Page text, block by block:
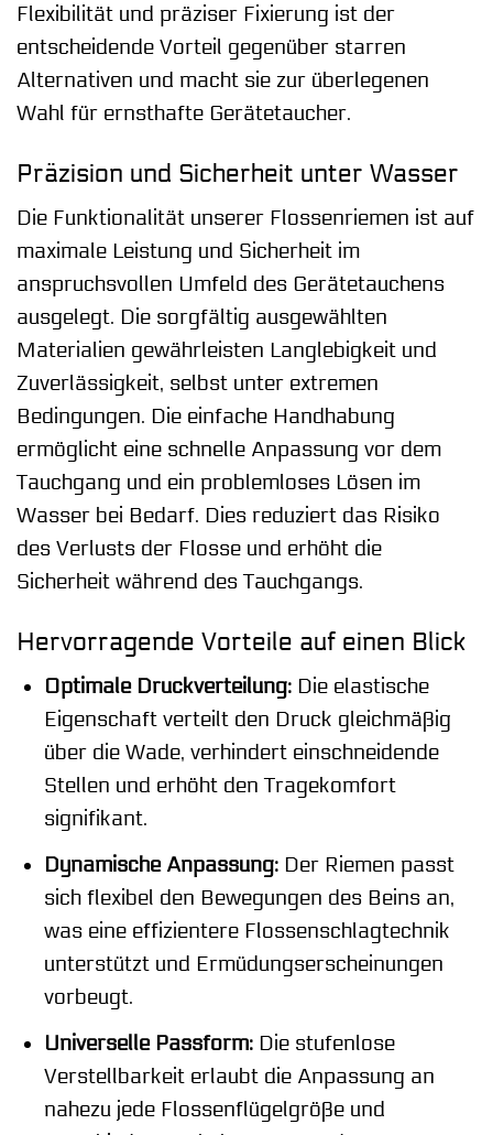
Flexibilität und präziser Fixierung ist der
entscheidende Vorteil gegenüber starren
Alternativen und macht sie zur überlegenen
Wahl für ernsthafte Gerätetaucher.
Präzision und Sicherheit unter Wasser
Die Funktionalität unserer Flossenriemen ist auf
maximale Leistung und Sicherheit im
anspruchsvollen Umfeld des Gerätetauchens
ausgelegt. Die sorgfältig ausgewählten
Materialien gewährleisten Langlebigkeit und
Zuverlässigkeit, selbst unter extremen
Bedingungen. Die einfache Handhabung
ermöglicht eine schnelle Anpassung vor dem
Tauchgang und ein problemloses Lösen im
Wasser bei Bedarf. Dies reduziert das Risiko
des Verlusts der Flosse und erhöht die
Sicherheit während des Tauchgangs.
Hervorragende Vorteile auf einen Blick
Optimale Druckverteilung:Die elastische
Eigenschaft verteilt den Druck gleichmäßig
über die Wade, verhindert einschneidende
Stellen und erhöht den Tragekomfort
signifikant.
Dynamische Anpassung:Der Riemen passt
sich flexibel den Bewegungen des Beins an,
was eine effizientere Flossenschlagtechnik
unterstützt und Ermüdungserscheinungen
vorbeugt.
Universelle Passform:Die stufenlose
Verstellbarkeit erlaubt die Anpassung an
nahezu jede Flossenflügelgröße und